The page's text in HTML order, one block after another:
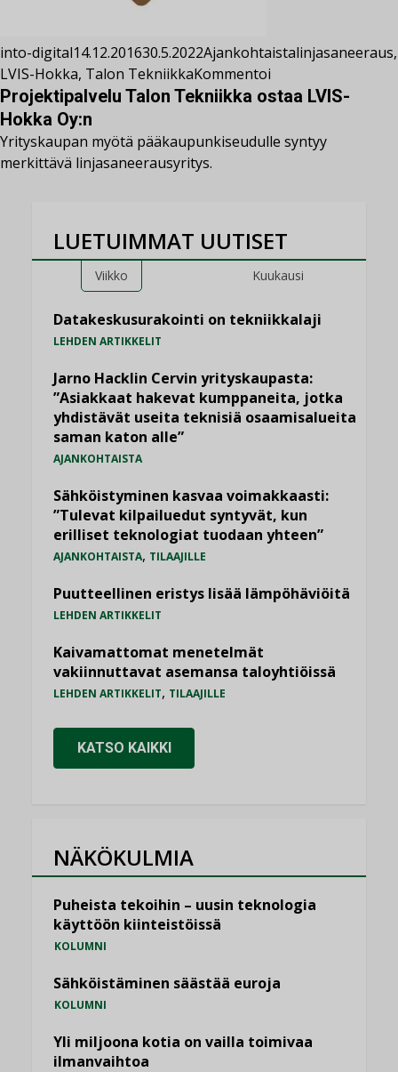
into-digital14.12.201630.5.2022Ajankohtaistalinjasaneeraus,
LVIS-Hokka, Talon TekniikkaKommentoi
Projektipalvelu Talon Tekniikka ostaa LVIS-
Hokka Oy:n
Yrityskaupan myötä pääkaupunkiseudulle syntyy
merkittävä linjasaneerausyritys.
LUETUIMMAT UUTISET
Viikko Kuukausi
Datakeskusurakointi on tekniikkalaji
LEHDEN ARTIKKELIT
Jarno Hacklin Cervin yrityskaupasta:
”Asiakkaat hakevat kumppaneita, jotka
yhdistävät useita teknisiä osaamisalueita
saman katon alle”
AJANKOHTAISTA
Sähköistyminen kasvaa voimakkaasti:
”Tulevat kilpailuedut syntyvät, kun
erilliset teknologiat tuodaan yhteen”
AJANKOHTAISTA, TILAAJILLE
Puutteellinen eristys lisää lämpöhäviöitä
LEHDEN ARTIKKELIT
Kaivamattomat menetelmät
vakiinnuttavat asemansa taloyhtiöissä
LEHDEN ARTIKKELIT, TILAAJILLE
KATSO KAIKKI
NÄKÖKULMIA
Puheista tekoihin – uusin teknologia
käyttöön kiinteistöissä
KOLUMNI
Sähköistäminen säästää euroja
KOLUMNI
Yli miljoona kotia on vailla toimivaa
ilmanvaihtoa